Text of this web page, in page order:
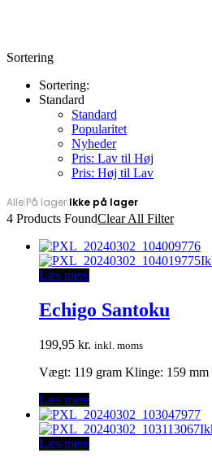
Sortering
Sortering:
Standard
Standard
Popularitet
Nyheder
Pris: Lav til Høj
Pris: Høj til Lav
Alle På lager Ikke på lager
4 Products FoundClear All Filter
Læs mere
Echigo Santoku
199,95 kr. inkl. moms
Vægt: 119 gram Klinge: 159 mm
Læs mere
Læs mere